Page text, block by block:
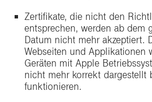
Zertifikate, die nicht den
entsprechen, werden ab dem
Datum nicht mehr akzeptiert.
Webseiten und Applikationen
Geräten mit Apple
nicht mehr korrekt dargestellt
funktionieren.